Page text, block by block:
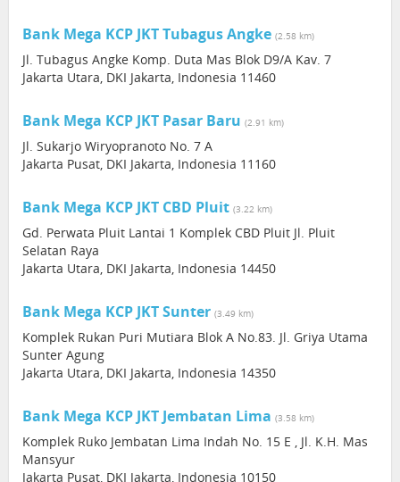
Bank Mega KCP JKT Tubagus Angke (2.58 km)
Jl. Tubagus Angke Komp. Duta Mas Blok D9/A Kav. 7
Jakarta Utara, DKI Jakarta, Indonesia 11460
Bank Mega KCP JKT Pasar Baru (2.91 km)
Jl. Sukarjo Wiryopranoto No. 7 A
Jakarta Pusat, DKI Jakarta, Indonesia 11160
Bank Mega KCP JKT CBD Pluit (3.22 km)
Gd. Perwata Pluit Lantai 1 Komplek CBD Pluit Jl. Pluit
Selatan Raya
Jakarta Utara, DKI Jakarta, Indonesia 14450
Bank Mega KCP JKT Sunter (3.49 km)
Komplek Rukan Puri Mutiara Blok A No.83. Jl. Griya Utama
Sunter Agung
Jakarta Utara, DKI Jakarta, Indonesia 14350
Bank Mega KCP JKT Jembatan Lima (3.58 km)
Komplek Ruko Jembatan Lima Indah No. 15 E , Jl. K.H. Mas
Mansyur
Jakarta Pusat, DKI Jakarta, Indonesia 10150